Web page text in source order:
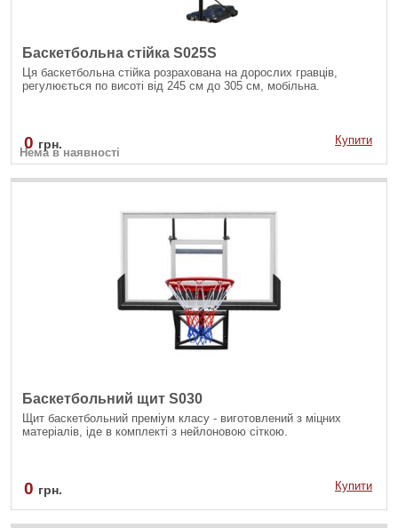
Баскетбольна стійка S025S
Ця баскетбольна стійка розрахована на дорослих гравців,
регулюється по висоті від 245 см до 305 см, мобільна.
Нема в наявності
0 грн. Купити
Баскетбольний щит S030
Щит баскетбольний преміум класу - виготовлений з міцних
матеріалів, іде в комплекті з нейлоновою сіткою.
0 грн. Купити